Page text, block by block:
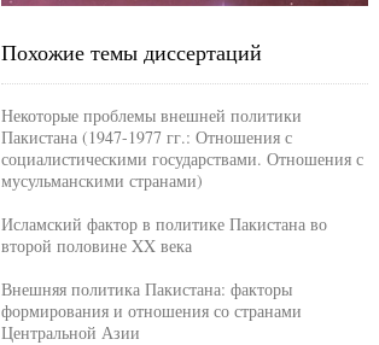
Похожие темы диссертаций
Некоторые проблемы внешней политики
Пакистана (1947-1977 гг.: Отношения с
социалистическими государствами. Отношения с
мусульманскими странами)
Исламский фактор в политике Пакистана во
второй половине XX века
Внешняя политика Пакистана: факторы
формирования и отношения со странами
Центральной Азии